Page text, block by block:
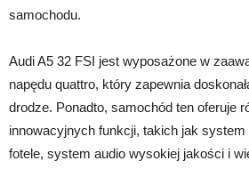
samochodu.
Audi A5 32 FSI jest wyposażone w
napędu quattro, który zapewnia
drodze. Ponadto, samochód ten oferuje
innowacyjnych funkcji, takich jak
fotele, system audio wysokiej jakości i